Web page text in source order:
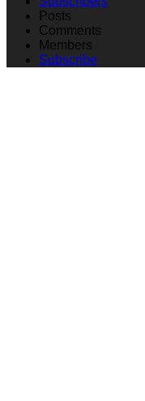
Posts
Comments
Members
Subscribe